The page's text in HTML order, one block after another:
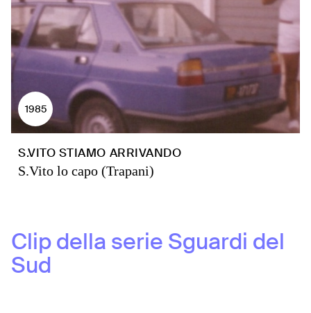
1985
S.VITO STIAMO ARRIVANDO
S.Vito lo capo (Trapani)
Clip della serie Sguardi del
Sud